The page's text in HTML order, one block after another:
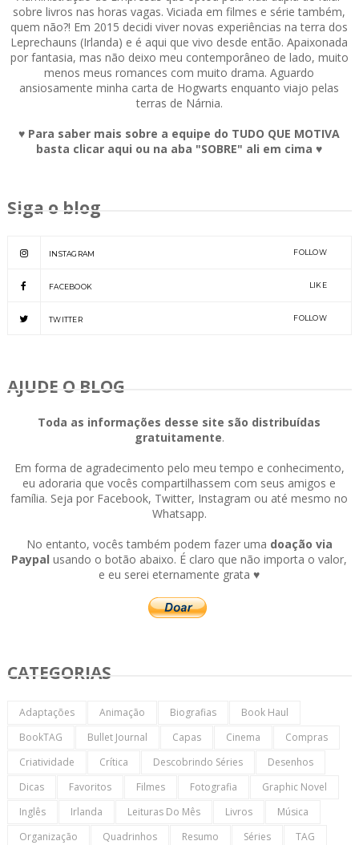
sobre livros nas horas vagas. Viciada em filmes e série também,
quem não?! Em 2015 decidi viver novas experiências na terra dos
Leprechauns (Irlanda) e é aqui que vivo desde então. Apaixonada
por fantasia, mas não deixo meu contemporâneo de lado, muito
menos meus romances com muito drama. Aguardo
ansiosamente minha carta de Hogwarts enquanto viajo pelas
terras de Nárnia.
♥ Para saber mais sobre a equipe do TUDO QUE MOTIVA
basta clicar aqui ou na aba "SOBRE" ali em cima ♥
Siga o blog
INSTAGRAM FOLLOW
FACEBOOK LIKE
TWITTER FOLLOW
AJUDE O BLOG
Toda as informações desse site são distribuídas
gratuitamente.
Em forma de agradecimento pelo meu tempo e conhecimento,
eu adoraria que vocês compartilhassem com seus amigos e
família. Seja por Facebook, Twitter, Instagram ou até mesmo no
Whatsapp.
No entanto, vocês também podem fazer uma doação via
Paypal usando o botão abaixo. É claro que não importa o valor,
e eu serei eternamente grata ♥
CATEGORIAS
Adaptações Animação Biografias
Book Haul
BookTAG
Bullet Journal Capas Cinema
Compras
Criatividade
Crítica Descobrindo Séries
Desenhos
Dicas
Favoritos Filmes Fotografia
Graphic Novel
Inglês
Irlanda Leituras Do Mês Livros
Música
Organização
Quadrinhos Resumo Séries TAG